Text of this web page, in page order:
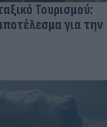
Τουρισμού:
για την